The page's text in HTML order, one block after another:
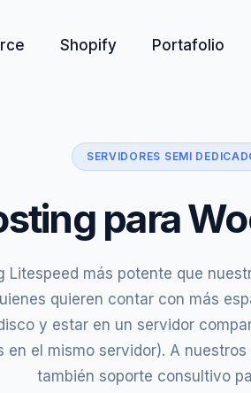
Shopify Portafolio
SERVIDORES SEMI
para
Litespeed más potente que
quieren contar con más
y estar en un servidor
en el mismo servidor). A
también soporte consultivo